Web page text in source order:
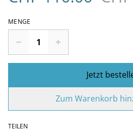
MENGE
Jetzt
Zum Warenkorb
TEILEN